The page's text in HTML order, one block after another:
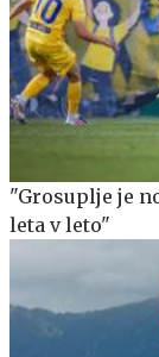
"Grosuplje je
leta v leto"